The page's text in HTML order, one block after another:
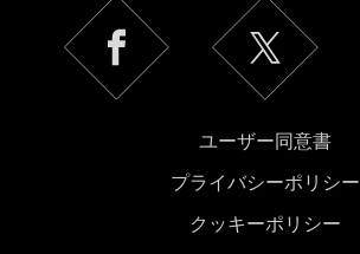
ユーザー同意書
プライバシーポリシー
クッキーポリシー